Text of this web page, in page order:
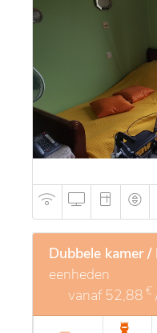
Dubbele kamer /
eenheden
vanaf 52,88 €